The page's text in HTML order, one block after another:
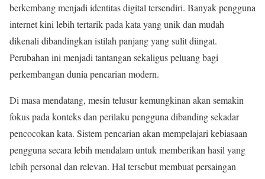
berkembang menjadi identitas digital tersendiri. Banyak pengguna
internet kini lebih tertarik pada kata yang unik dan mudah
dikenali dibandingkan istilah panjang yang sulit diingat.
Perubahan ini menjadi tantangan sekaligus peluang bagi
perkembangan dunia pencarian modern.
Di masa mendatang, mesin telusur kemungkinan akan semakin
fokus pada konteks dan perilaku pengguna dibanding sekadar
pencocokan kata. Sistem pencarian akan mempelajari kebiasaan
pengguna secara lebih mendalam untuk memberikan hasil yang
lebih personal dan relevan. Hal tersebut membuat persaingan